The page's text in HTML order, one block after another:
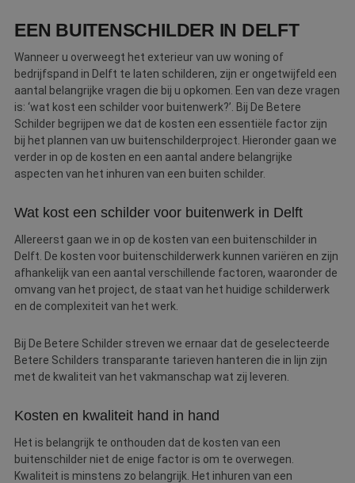
EEN BUITENSCHILDER IN DELFT
Wanneer u overweegt het exterieur van uw woning of
bedrijfspand in Delft te laten schilderen, zijn er ongetwijfeld een
aantal belangrijke vragen die bij u opkomen. Een van deze vragen
is: ‘wat kost een schilder voor buitenwerk?’. Bij De Betere
Schilder begrijpen we dat de kosten een essentiële factor zijn
bij het plannen van uw buitenschilderproject. Hieronder gaan we
verder in op de kosten en een aantal andere belangrijke
aspecten van het inhuren van een buiten schilder.
Wat kost een schilder voor buitenwerk in Delft
Allereerst gaan we in op de kosten van een buitenschilder in
Delft. De kosten voor buitenschilderwerk kunnen variëren en zijn
afhankelijk van een aantal verschillende factoren, waaronder de
omvang van het project, de staat van het huidige schilderwerk
en de complexiteit van het werk.
Bij De Betere Schilder streven we ernaar dat de geselecteerde
Betere Schilders transparante tarieven hanteren die in lijn zijn
met de kwaliteit van het vakmanschap wat zij leveren.
Kosten en kwaliteit hand in hand
Het is belangrijk te onthouden dat de kosten van een
buitenschilder niet de enige factor is om te overwegen.
Kwaliteit is minstens zo belangrijk. Het inhuren van een